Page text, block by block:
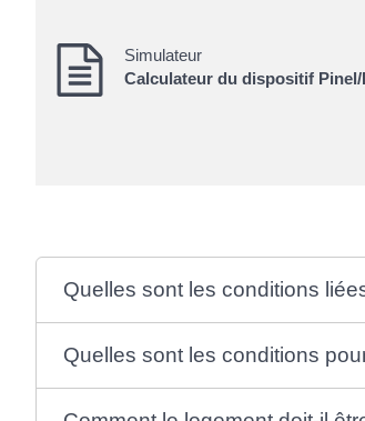
Simulateur
Calculateur du dispositif
Quelles sont les conditions
Quelles sont les conditions